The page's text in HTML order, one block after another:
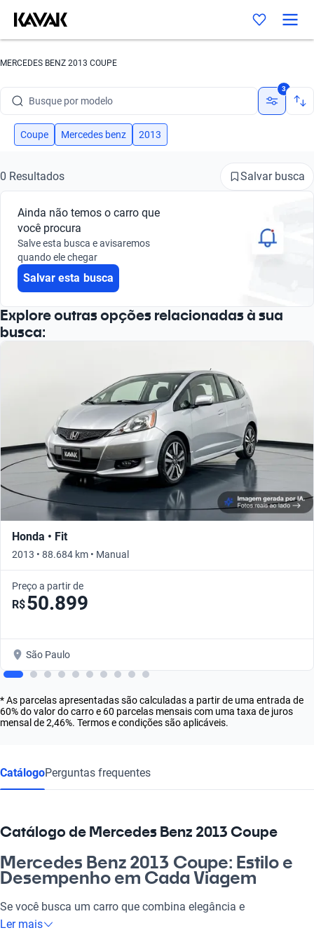
MERCEDES BENZ 2013 COUPE
Busque por modelo
Busque por versão
Busque por marca
Busque por modelo
Busque por versão
3
Coupe Mercedes benz 2013
0 Resultados Salvar busca
Ainda não temos o carro que
você procura
Salve esta busca e avisaremos
quando ele chegar
Salvar esta busca
Explore outras opções relacionadas à sua
busca:
Honda • Fit
2013 • 88.684 km • Manual
Preço a partir de
R$50.899
São Paulo
* As parcelas apresentadas são calculadas a partir de uma entrada de
60% do valor do carro e 60 parcelas mensais com uma taxa de juros
mensal de 2,46%. Termos e condições são aplicáveis.
CatálogoPerguntas frequentes
Catálogo de Mercedes Benz 2013 Coupe
Mercedes Benz 2013 Coupe: Estilo e
Desempenho em Cada Viagem
Se você busca um carro que combina elegância e
esportividade, o Mercedes Benz 2013 Coupe é a escolha
Ler mais